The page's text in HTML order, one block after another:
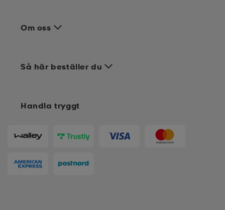
Om oss
Handla tryggt
Så här beställer du